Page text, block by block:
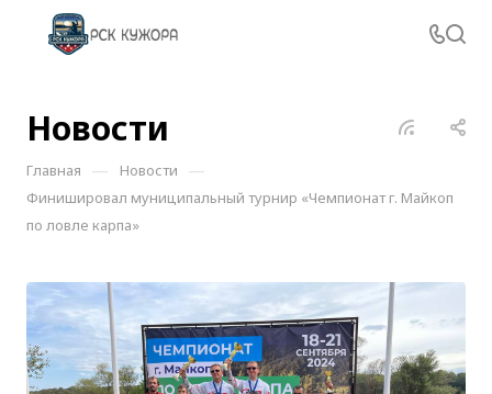
Новости
Главная — Новости —
Финишировал муниципальный турнир «Чемпионат г. Майкоп
по ловле карпа»